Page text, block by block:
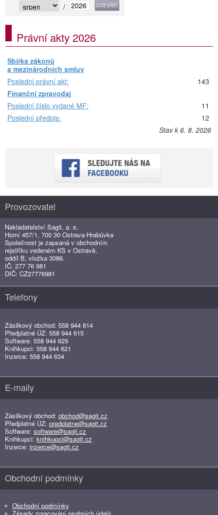
/
Právní akty 2026
Sbírka zákonů
a mezinárodních smluv
Poslední právní akt:
143
Finanční zpravodaj
Poslední číslo vydané MF:
11
Poslední předpis:
12
Stav k 6. 8. 2026
Provozovatel
Nakladatelství Sagit, a. s.
Horní 457/1, 700 30 Ostrava-Hrabůvka
Společnost je zapsaná v obchodním
rejstříku vedeném KS v Ostravě,
oddíl B, vložka 3086.
IČ: 277 76 981
DIČ: CZ27776981
Telefony
Zásilkový obchod: 558 944 614
Předplatné ÚZ: 558 944 615
Software: 558 944 629
Knihkupci: 558 944 621
Inzerce: 558 944 634
E-maily
Zásilkový obchod: obchod@sagit.cz
Předplatné ÚZ: predplatne@sagit.cz
Software: software@sagit.cz
Knihkupci: knihkupci@sagit.cz
Inzerce: inzerce@sagit.cz
Obchodní podmínky
Obchodní podmínky